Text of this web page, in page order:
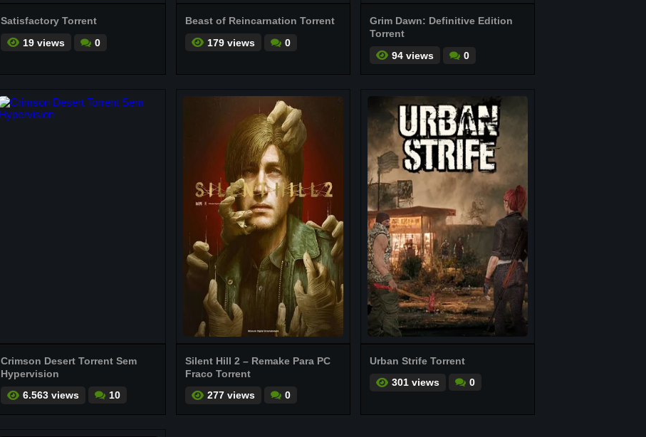
Satisfactory Torrent
19 views
0
Beast of Reincarnation Torrent
179 views
0
Grim Dawn: Definitive Edition
Torrent
94 views
0
Crimson Desert Torrent Sem
Hypervision
6.563 views
10
Silent Hill 2 – Remake Para PC
Fraco Torrent
277 views
0
Urban Strife Torrent
301 views
0